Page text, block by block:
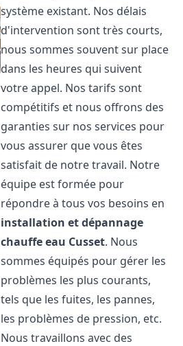
système existant. Nos délais
d'intervention sont très courts,
nous sommes souvent sur place
dans les heures qui suivent
votre appel. Nos tarifs sont
compétitifs et nous offrons des
garanties sur nos services pour
vous assurer que vous êtes
satisfait de notre travail. Notre
équipe est formée pour
répondre à tous vos besoins en
installation et dépannage
chauffe eau Cusset. Nous
sommes équipés pour gérer les
problèmes les plus courants,
tels que les fuites, les pannes,
les problèmes de pression, etc.
Nous travaillons avec des